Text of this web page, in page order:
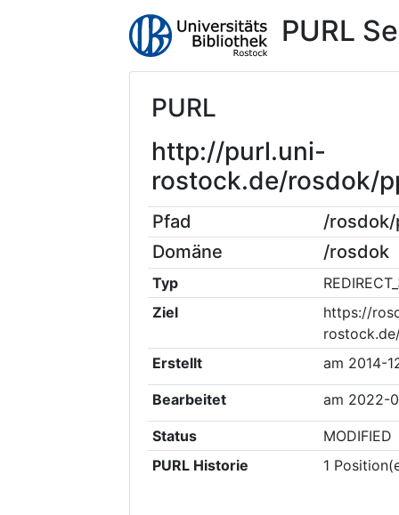
PURL
PURL
http://purl.uni-
rostock.de/rosdok/
Pfad
/
Domäne
/rosdok
Typ
Ziel
https://
Erstellt
am 2014-
Bearbeitet am 2022-
Status
MODIFIED
PURL Historie
1